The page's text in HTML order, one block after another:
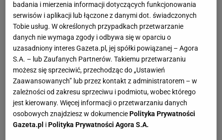
badania i mierzenia informacji dotyczących funkcjonowania
serwisów i aplikacji lub łączone z danymi dot. świadczonych
Tobie usług. W określonych przypadkach przetwarzanie
danych nie wymaga zgody i odbywa się w oparciu o
uzasadniony interes Gazeta.pl, jej spółki powiązanej – Agora
S.A. – lub Zaufanych Partnerów. Takiemu przetwarzaniu
możesz się sprzeciwić, przechodząc do „Ustawień
Zaawansowanych” lub przez kontakt z administratorem – w
zależności od zakresu sprzeciwu i podmiotu, wobec którego
jest kierowany. Więcej informacji o przetwarzaniu danych
osobowych znajdziesz w dokumenciePolityka Prywatności
Gazeta.pl iPolityka Prywatności Agora S.A.